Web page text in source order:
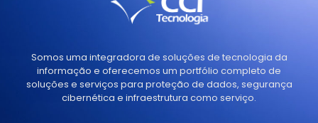
Somos uma integradora de soluções de tecnologia da
informação e oferecemos um portfólio completo de
soluções e serviços para proteção de dados, segurança
cibernética e infraestrutura como serviço.